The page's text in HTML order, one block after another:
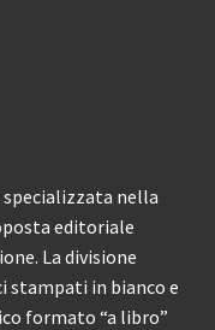
specializzata nella
editoriale
La divisione
stampati in bianco e
formato “a libro”